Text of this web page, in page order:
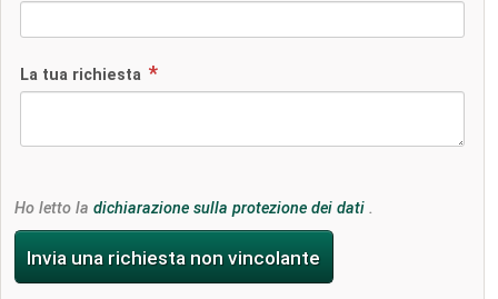
La tua richiesta
Ho letto la dichiarazione sulla protezione dei dati .
Invia una richiesta non vincolante